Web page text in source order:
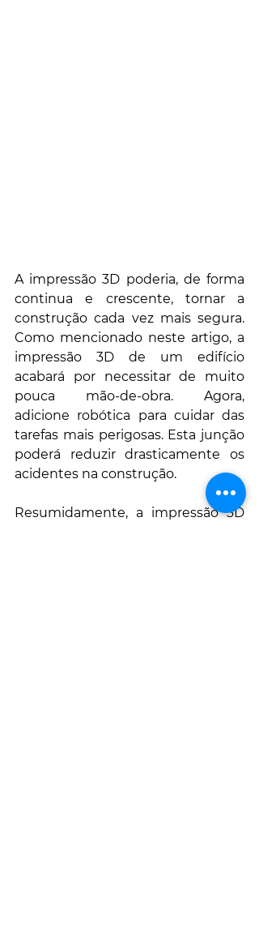
A impressão 3D poderia, de forma
continua e crescente, tornar a
construção cada vez mais segura.
Como mencionado neste artigo, a
impressão 3D de um edifício
acabará por necessitar de muito
pouca mão-de-obra. Agora,
adicione robótica para cuidar das
tarefas mais perigosas. Esta junção
poderá reduzir drasticamente os
acidentes na construção.
Resumidamente, a impressão 3D